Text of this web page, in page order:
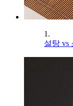
1.
설탕 vs